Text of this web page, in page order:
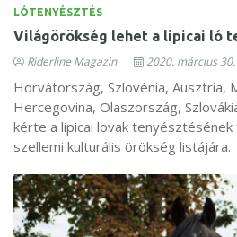
LÓTENYÉSZTÉS
Világörökség lehet a lipicai ló
Riderline Magazin 2020. március 30.
Horvátország, Szlovénia, Ausztria,
Hercegovina, Olaszország,
kérte a lipicai lovak tenyésztésének
szellemi kulturális örökség listájára.